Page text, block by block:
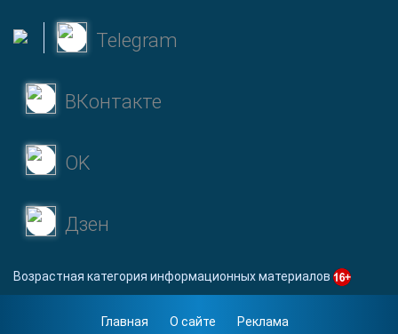
Telegram
ВКонтакте
OK
Дзен
Возрастная категория информационных материалов
Главная О сайте Реклама